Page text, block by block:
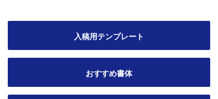
入稿用テンプレート
おすすめ書体